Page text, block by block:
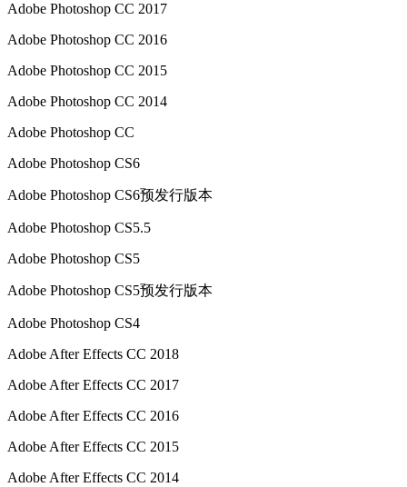
Adob​​e Photoshop CC 2017
Adob​​e Photoshop CC 2016
Adob​​e Photoshop CC 2015
Adob​​e Photoshop CC 2014
Adob​​e Photoshop CC
Adob​​e Photoshop CS6
Adob​​e Photoshop CS6预发行版本
Adob​​e Photoshop CS5.5
Adob​​e Photoshop CS5
Adob​​e Photoshop CS5预发行版本
Adob​​e Photoshop CS4
Adob​​e After Effects CC 2018
Adob​​e After Effects CC 2017
Adob​​e After Effects CC 2016
Adob​​e After Effects CC 2015
Adob​​e After Effects CC 2014